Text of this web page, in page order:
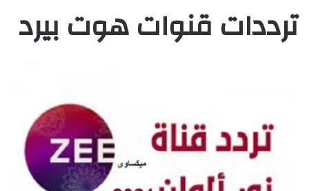
ترددات قنوات هوت بيرد